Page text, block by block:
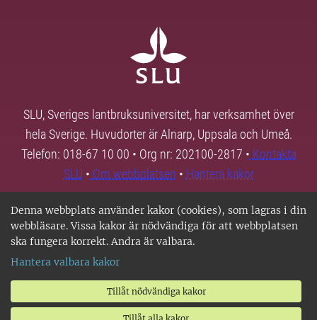
Denna webbplats använder kakor (cookies), som lagras i din
webbläsare. Vissa kakor är nödvändiga för att webbplatsen
ska fungera korrekt. Andra är valbara.
Hantera valbara kakor
Tillåt nödvändiga kakor
SLU, Sveriges lantbruksuniversitet, har verksamhet över
hela Sverige. Huvudorter är Alnarp, Uppsala och Umeå.
Telefon: 018-67 10 00 • Org nr: 202100-2817 • Kontakta
SLU • Om webbplatsen • Hantera kakor